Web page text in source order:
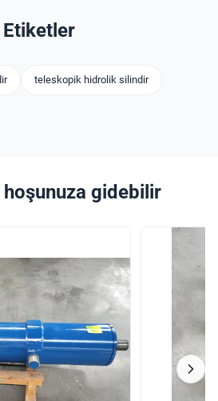
Etiketler
teleskopik hidrolik silindir
gidebilir